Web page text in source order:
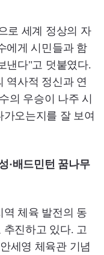
로 세계 정상의 자
에게 시민들과 함
낸다"고 덧붙였다.
역사적 정신과 연
의 우승이 나주 시
오는지를 잘 보여
·배드민턴 꿈나무
역 체육 발전의 동
추진하고 있다. 고
세영 체육관 기념